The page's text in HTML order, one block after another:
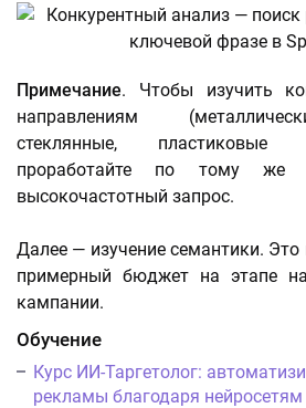
Примечание. Чтобы изучить
направлениям
стеклянные, пластиковые
проработайте по тому же
высокочастотный запрос.
Далее — изучение семантики.
примерный бюджет на этапе
кампании.
Обучение
Курс ИИ-Таргетолог:
рекламы благодаря нейросетям